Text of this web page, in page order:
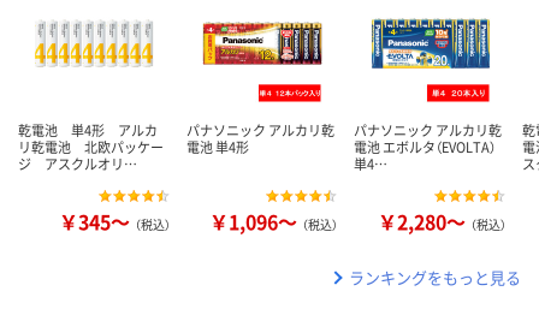
乾電池 単4形 アルカ
リ乾電池 北欧パッケー
ジ アスクルオリ…
￥345～ （税込）
パナソニック アルカリ乾
電池 単4形
￥1,096～ （税込）
パナソニック アルカリ乾
電池 エボルタ（EVOLTA）
単4…
￥2,280～ （税込）
乾
電
ランキングをもっと見る